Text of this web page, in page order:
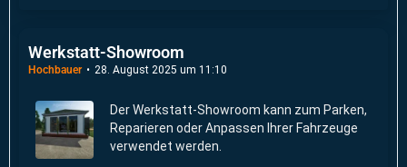
Werkstatt-Showroom
Hochbauer 28. August 2025 um 11:10
Der Werkstatt-Showroom kann zum Parken,
Reparieren oder Anpassen Ihrer Fahrzeuge
verwendet werden.